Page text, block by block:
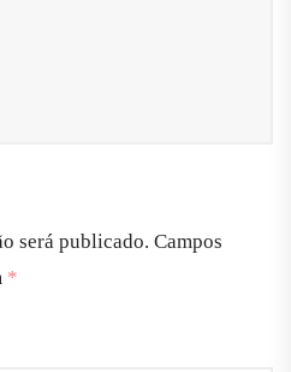
será publicado. Campos
*